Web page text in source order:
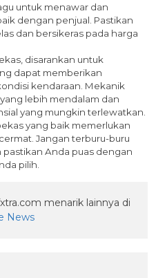
untuk menawar dan
dengan penjual. Pastikan
dan bersikeras pada harga
disarankan untuk
dapat memberikan
kendaraan. Mekanik
lebih mendalam dan
yang mungkin terlewatkan.
yang baik memerlukan
Jangan terburu-buru
Anda puas dengan
pilih.
menarik lainnya di
News